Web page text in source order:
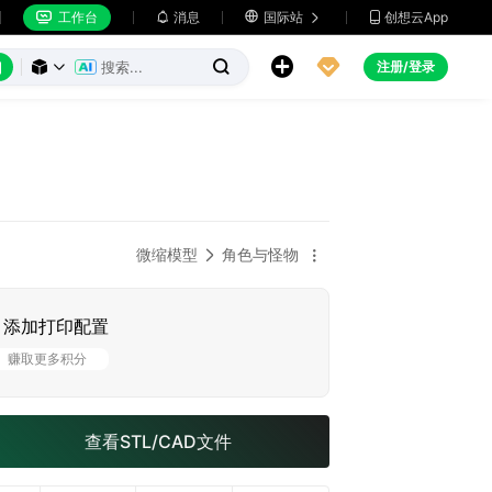
 工作台  消息  国际站   创想云App
     注册/登录
微缩模型  角色与怪物 
添加打印配置
赚取更多积分
查看STL/CAD文件